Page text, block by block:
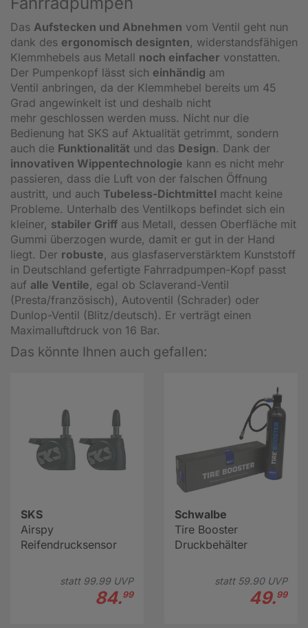
Das Aufstecken und Abnehmen vom Ventil geht nun
dank des ergonomisch designten, widerstandsfähigen
Klemmhebels aus Metall noch einfacher vonstatten.
Der Pumpenkopf lässt sich einhändig am
Ventil anbringen, da der Klemmhebel bereits um 45
Grad angewinkelt ist und deshalb nicht
mehr geschlossen werden muss. Nicht nur die
Bedienung hat SKS auf Aktualität getrimmt, sondern
auch die Funktionalität und das Design. Dank der
innovativen Wippentechnologie kann es nicht mehr
passieren, dass die Luft von der falschen Öffnung
austritt, und auch Tubeless-Dichtmittel macht keine
Probleme. Unterhalb des Ventilkops befindet sich ein
kleiner, stabiler Griff aus Metall, dessen Oberfläche mit
Gummi überzogen wurde, damit er gut in der Hand
liegt. Der robuste, aus glasfaserverstärktem Kunststoff
in Deutschland gefertigte Fahrradpumpen-Kopf passt
auf alle Ventile, egal ob Sclaverand-Ventil
(Presta/französisch), Autoventil (Schrader) oder
Dunlop-Ventil (Blitz/deutsch). Er verträgt einen
Maximalluftdruck von 16 Bar.
Das könnte Ihnen auch gefallen:
SKS
Airspy
Reifendrucksensor
statt 99.99UVP
84.99
Schwalbe
Tire Booster
Druckbehälter
statt 59.90UVP
49.99